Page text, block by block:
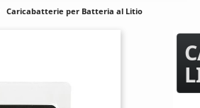
Caricabatterie per Batteria al Litio